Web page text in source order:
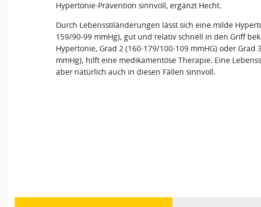
Hypertonie-Prävention sinnvoll, ergänzt Hecht.
Durch Lebensstiländerungen lässt sich eine milde
159/90-99 mmHg), gut und relativ schnell in den Griff
Hypertonie, Grad 2 (160-179/100-109 mmHG) oder Grad
mmHg), hilft eine medikamentöse Therapie. Eine
aber natürlich auch in diesen Fällen sinnvoll.